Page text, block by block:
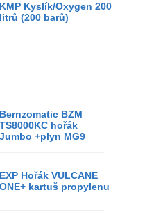
KMP Kyslík/Oxygen 200
litrů (200 barů)
Bernzomatic BZM
TS8000KC hořák
Jumbo +plyn MG9
EXP Hořák VULCANE
ONE+ kartuš propylenu